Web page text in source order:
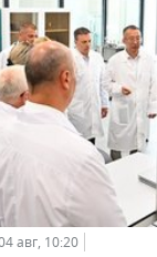
авг, 10:20